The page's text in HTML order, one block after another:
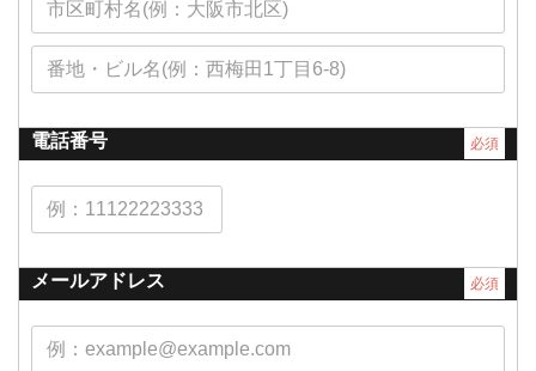
電話番号 必須
メールアドレス 必須